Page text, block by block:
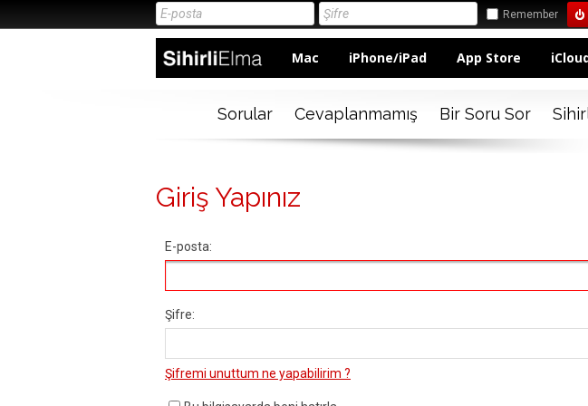
Remember
Mac iPhone/iPad App Store
Sorular Cevaplanmamış Bir Soru Sor
Giriş Yapınız
E-posta:
Şifre:
Şifremi unuttum ne yapabilirim ?